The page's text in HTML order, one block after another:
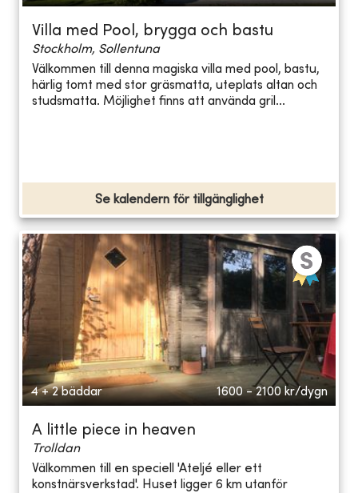
Villa med Pool, brygga och bastu
Stockholm, Sollentuna
Välkommen till denna magiska villa med pool, bastu,
härlig tomt med stor gräsmatta, uteplats altan och
studsmatta. Möjlighet finns att använda gril...
Se kalendern för tillgänglighet
4 + 2 bäddar 1600 - 2100 kr/dygn
A little piece in heaven
Trolldan
Välkommen till en speciell 'Ateljé eller ett
konstnärsverkstad'. Huset ligger 6 km utanför